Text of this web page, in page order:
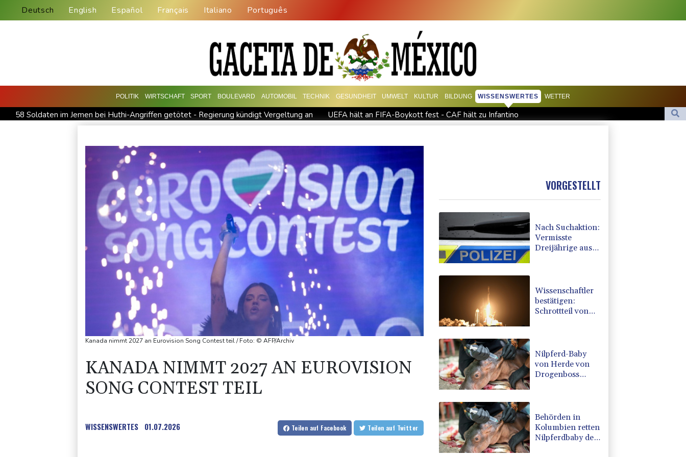
Deutsch English Español Français Italiano Português
POLITIK WIRTSCHAFT SPORT BOULEVARD AUTOMOBIL TECHNIK GESUNDHEIT UMWELT KULTUR BILDUNG WISSENSWERTES WETTER
58 Soldaten im Jemen bei Huthi-Angriffen getötet - Regierung kündigt Vergeltung an
UEFA hält an FIFA-Boykott fest - CAF hält zu Infantino
Real Madrid verlängert mit Vinicius Jr. bis 2032
Schwimm-EM: Eikermann und Rösler gewinnen Silber und Bronze
Bundesanwaltschaft übernimmt Ermittlungen zu Sprengstoff-Drohne in Leipzig
42,2 Grad: Allzeit-Hitzerekord in der Slowakei nach nur einem Tag gebrochen
Französische Sängerin Vanessa Paradis gibt Trennung von Regisseur Benchetrit bekannt
Kanada nimmt 2027 an Eurovision Song Contest teil / Foto: © AFP/Archiv
KANADA NIMMT 2027 AN EUROVISION
SONG CONTEST TEIL
WISSENSWERTES 01.07.2026 Teilen auf Facebook Teilen auf Twitter
VORGESTELLT
Nach Suchaktion:
Vermisste
Dreijährige aus
Wissenschaftler
bestätigen:
Schrottteil von
Nilpferd-Baby
von Herde von
Drogenboss
gestorben
Behörden in
Kolumbien retten
Nilpferdbaby der